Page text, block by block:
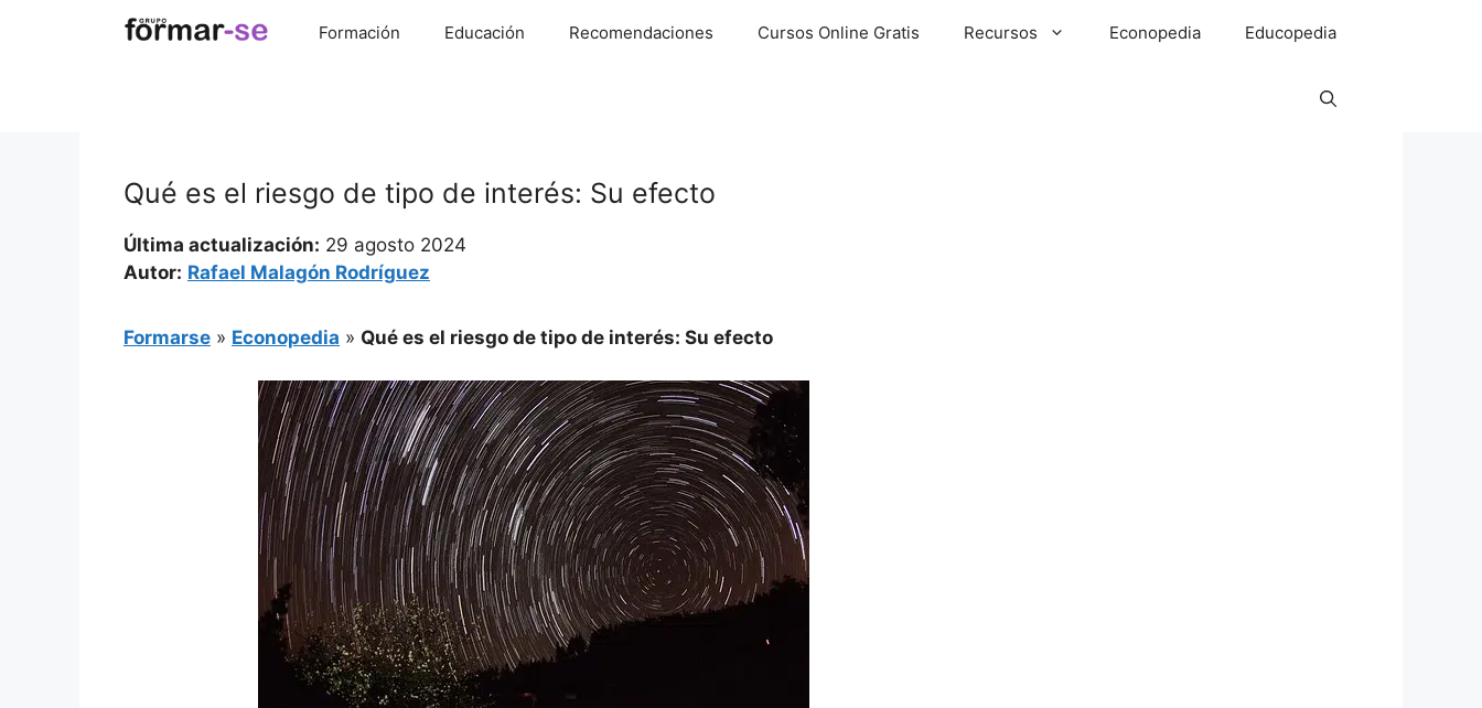
Formación Educación Recomendaciones Cursos Online Gratis Recursos Econopedia Educopedia
Qué es el riesgo de tipo de interés: Su efecto
Última actualización: 29 agosto 2024
Autor: Rafael Malagón Rodríguez
Formarse » Econopedia » Qué es el riesgo de tipo de interés: Su efecto